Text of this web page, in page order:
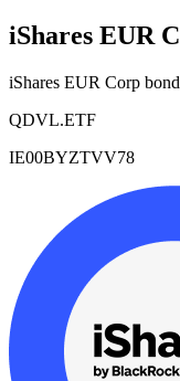
iShares EUR
iShares EUR Corp
QDVL.ETF
IE00BYZTVV78